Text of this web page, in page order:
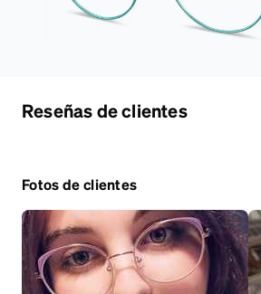
Reseñas de clientes
Fotos de clientes